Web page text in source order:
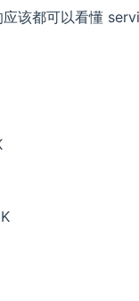
该都可以看懂